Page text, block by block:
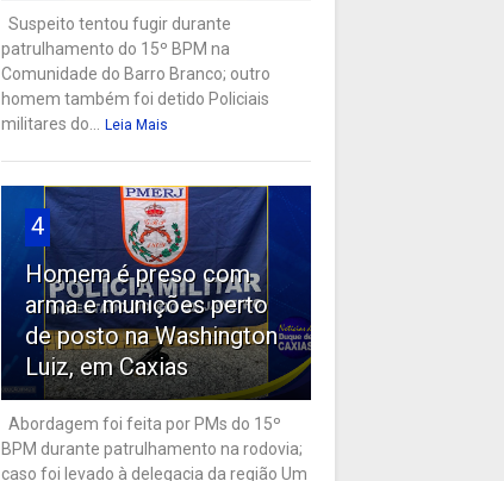
Suspeito tentou fugir durante
patrulhamento do 15º BPM na
Comunidade do Barro Branco; outro
homem também foi detido Policiais
militares do...
Leia Mais
4
Homem é preso com
arma e munições perto
de posto na Washington
Luiz, em Caxias
Abordagem foi feita por PMs do 15º
BPM durante patrulhamento na rodovia;
caso foi levado à delegacia da região Um